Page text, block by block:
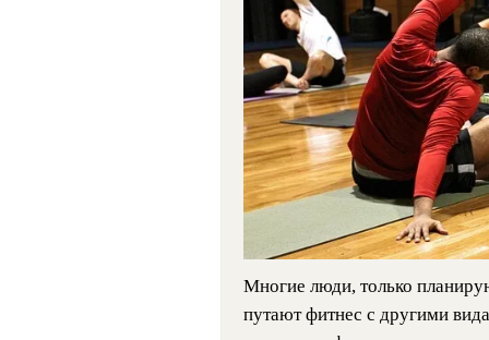
Многие люди, только
путают фитнес с другими